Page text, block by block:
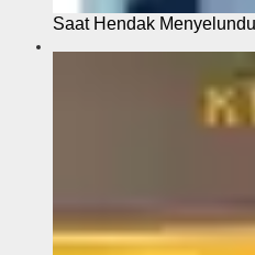
Saat Hendak